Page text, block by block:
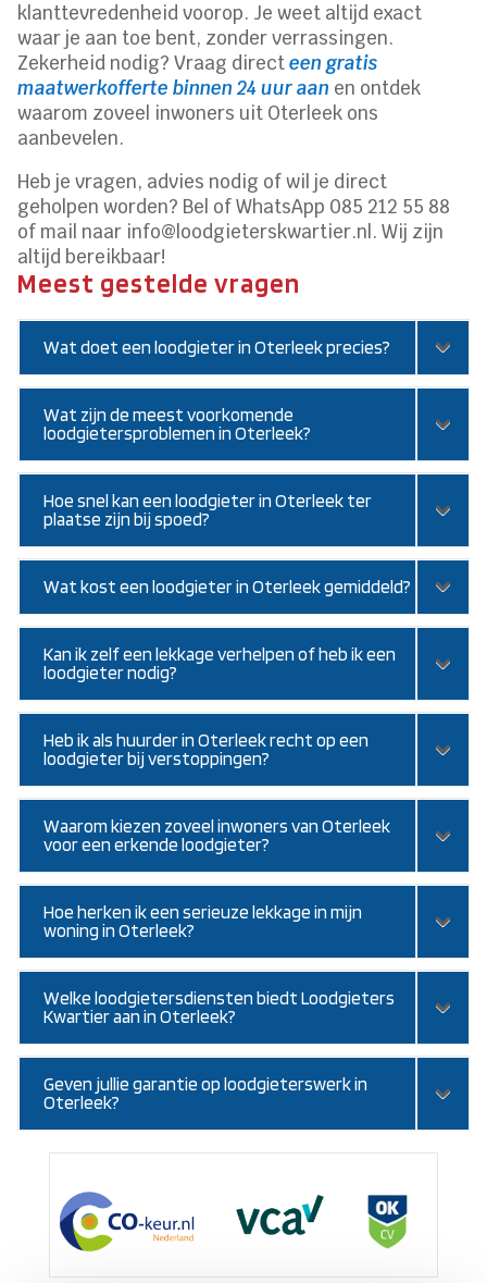
klanttevredenheid voorop. Je weet altijd exact
waar je aan toe bent, zonder verrassingen.
Zekerheid nodig? Vraag directeen gratis
maatwerkofferte binnen 24 uur aan en ontdek
waarom zoveel inwoners uit Oterleek ons
aanbevelen.
Heb je vragen, advies nodig of wil je direct
geholpen worden? Bel of WhatsApp 085 212 55 88
of mail naar info@loodgieterskwartier.nl. Wij zijn
altijd bereikbaar!
Meest gestelde vragen
Wat doet een loodgieter in Oterleek precies?
Wat zijn de meest voorkomende
loodgietersproblemen in Oterleek?
Hoe snel kan een loodgieter in Oterleek ter
plaatse zijn bij spoed?
Wat kost een loodgieter in Oterleek gemiddeld?
Kan ik zelf een lekkage verhelpen of heb ik een
loodgieter nodig?
Heb ik als huurder in Oterleek recht op een
loodgieter bij verstoppingen?
Waarom kiezen zoveel inwoners van Oterleek
voor een erkende loodgieter?
Hoe herken ik een serieuze lekkage in mijn
woning in Oterleek?
Welke loodgietersdiensten biedt Loodgieters
Kwartier aan in Oterleek?
Geven jullie garantie op loodgieterswerk in
Oterleek?